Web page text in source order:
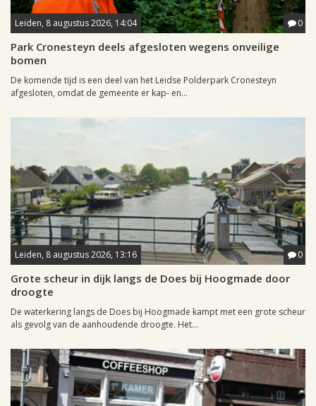
Leiden, 8 augustus 2026, 14:04 0
Park Cronesteyn deels afgesloten wegens onveilige
bomen
De komende tijd is een deel van het Leidse Polderpark Cronesteyn
afgesloten, omdat de gemeente er kap- en...
Leiden, 8 augustus 2026, 13:16 0
Grote scheur in dijk langs de Does bij Hoogmade door
droogte
De waterkering langs de Does bij Hoogmade kampt met een grote scheur
als gevolg van de aanhoudende droogte. Het...